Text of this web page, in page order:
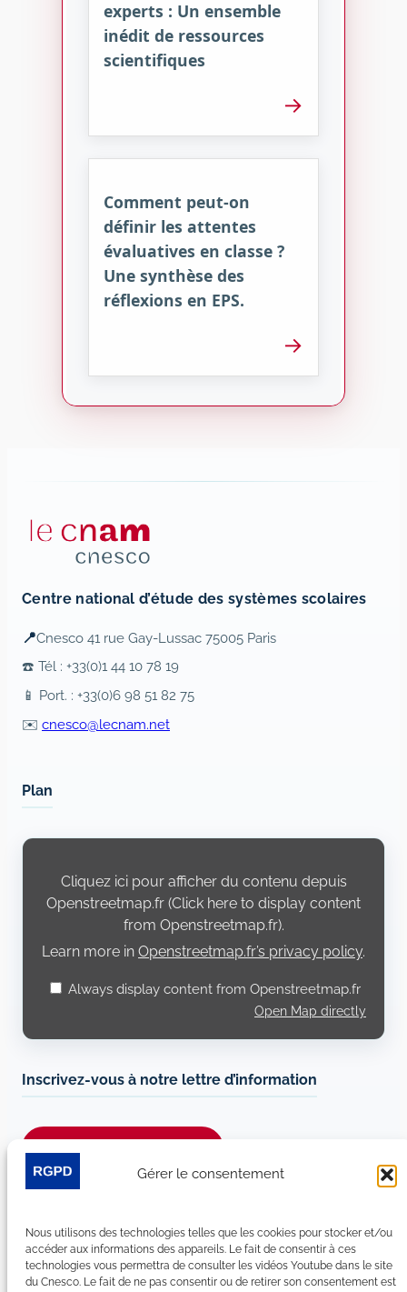
Gérer le consentement
Nous utilisons des technologies telles que les cookies pour stocker et/ou
accéder aux informations des appareils. Le fait de consentir à ces
technologies vous permettra de consulter les vidéos Youtube dans le site
du Cnesco. Le fait de ne pas consentir ou de retirer son consentement est
experts : Un ensemble
inédit de ressources
scientifiques
→
Comment peut-on
définir les attentes
évaluatives en classe ?
Une synthèse des
réflexions en EPS.
→
Centre national d’étude des systèmes scolaires
📍Cnesco 41 rue Gay-Lussac 75005 Paris
☎️ Tél : +33(0)1 44 10 78 19
📱 Port. : +33(0)6 98 51 82 75
✉️ cnesco@lecnam.net
Plan
Display
Openstreetmap.fr
Cliquez ici pour afficher du contenu depuis
Openstreetmap.fr (Click here to display content
from Openstreetmap.fr).
Learn more in Openstreetmap.fr’s privacy policy.
Always display content from Openstreetmap.fr
Open Map directly
Inscrivez-vous à notre lettre d’information
LinkedIn
YouTube
Facebook
Bluesky